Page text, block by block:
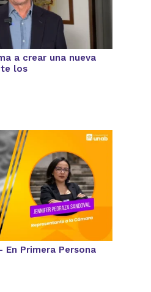
a crear una nueva
los
En Primera Persona